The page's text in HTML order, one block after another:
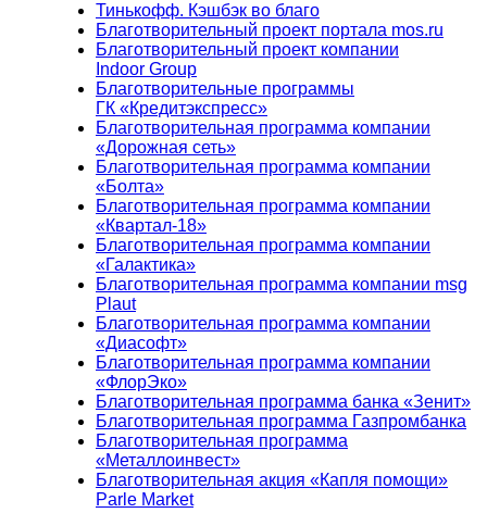
Тинькофф. Кэшбэк во благо
Благотворительный проект портала mos.ru
Благотворительный проект компании
Indoor Group
Благотворительные программы
ГК «Кредитэкспресс»
Благотворительная программа компании
«Дорожная сеть»
Благотворительная программа компании
«Болта»
Благотворительная программа компании
«Квартал-18»
Благотворительная программа компании
«Галактика»
Благотворительная программа компании msg
Plaut
Благотворительная программа компании
«Диасофт»
Благотворительная программа компании
«ФлорЭко»
Благотворительная программа банка «Зенит»
Благотворительная программа Газпромбанка
Благотворительная программа
«Металлоинвест»
Благотворительная акция «Капля помощи»
Parle Market